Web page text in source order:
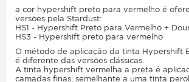
a cor hypershift preto para vermelho é
versões pela Stardust:
HS1 - Hypershift Preto para Vermelho +
HS3 - Hypershift preto para vermelho
O método de aplicação da tinta Hypershift
é diferente das versões clássicas.
A tinta hypershift vermelha a preta é
camadas finas, semelhante a uma tinta